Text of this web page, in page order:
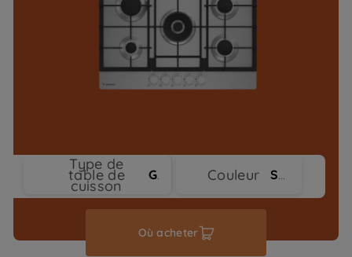
Type de
table de
cuisson
Couleur Stainless Steel
Où acheter